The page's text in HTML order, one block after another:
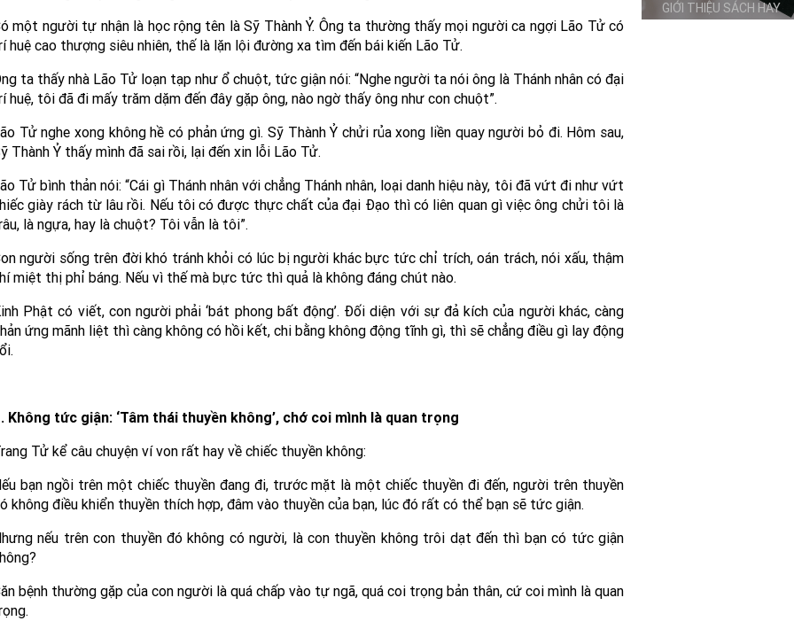
một người tự nhận là học rộng tên là Sỹ Thành Ỷ. Ông ta thường thấy mọi người ca ngợi Lão Tử có
huệ cao thượng siêu nhiên, thế là lặn lội đường xa tìm đến bái kiến Lão Tử.
ta thấy nhà Lão Tử loạn tạp như ổ chuột, tức giận nói: “Nghe người ta nói ông là Thánh nhân có đại
huệ, tôi đã đi mấy trăm dặm đến đây gặp ông, nào ngờ thấy ông như con chuột”.
Tử nghe xong không hề có phản ứng gì. Sỹ Thành Ỷ chửi rủa xong liền quay người bỏ đi. Hôm sau,
Thành Ỷ thấy mình đã sai rồi, lại đến xin lỗi Lão Tử.
Tử bình thản nói: “Cái gì Thánh nhân với chẳng Thánh nhân, loại danh hiệu này, tôi đã vứt đi như vứt
giày rách từ lâu rồi. Nếu tôi có được thực chất của đại Đạo thì có liên quan gì việc ông chửi tôi là
là ngựa, hay là chuột? Tôi vẫn là tôi”.
người sống trên đời khó tránh khỏi có lúc bị người khác bực tức chỉ trích, oán trách, nói xấu, thậm
miệt thị phỉ báng. Nếu vì thế mà bực tức thì quả là không đáng chút nào.
Phật có viết, con người phải ‘bát phong bất động’. Đối diện với sự đả kích của người khác, càng
ứng mãnh liệt thì càng không có hồi kết, chi bằng không động tĩnh gì, thì sẽ chẳng điều gì lay động
Không tức giận: ‘Tâm thái thuyền không’, chớ coi mình là quan trọng
Tử kể câu chuyện ví von rất hay về chiếc thuyền không:
bạn ngồi trên một chiếc thuyền đang đi, trước mặt là một chiếc thuyền đi đến, người trên thuyền
không điều khiển thuyền thích hợp, đâm vào thuyền của bạn, lúc đó rất có thể bạn sẽ tức giận.
nếu trên con thuyền đó không có người, là con thuyền không trôi dạt đến thì bạn có tức giận
bệnh thường gặp của con người là quá chấp vào tự ngã, quá coi trọng bản thân, cứ coi mình là quan
GIỚI THIỆU SÁCH HAY